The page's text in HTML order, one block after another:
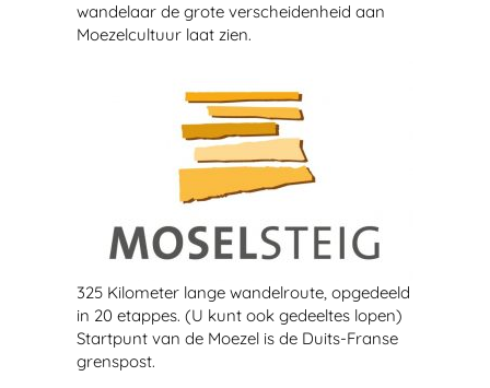
wandelaar de grote verscheidenheid aan
Moezelcultuur laat zien.
325 Kilometer lange wandelroute, opgedeeld
in 20 etappes. (U kunt ook gedeeltes lopen)
Startpunt van de Moezel is de Duits-Franse
grenspost.